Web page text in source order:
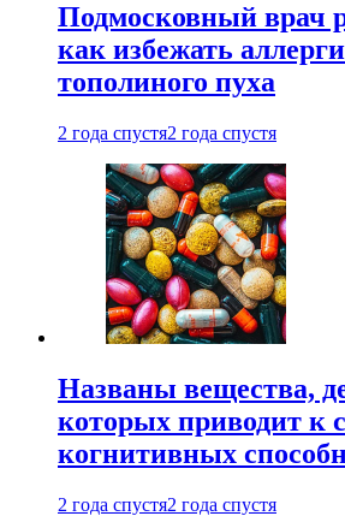
Подмосковный врач
как избежать
тополиного пуха
2 года спустя2 года спустя
Названы вещества,
которых приводит к
когнитивных
2 года спустя2 года спустя